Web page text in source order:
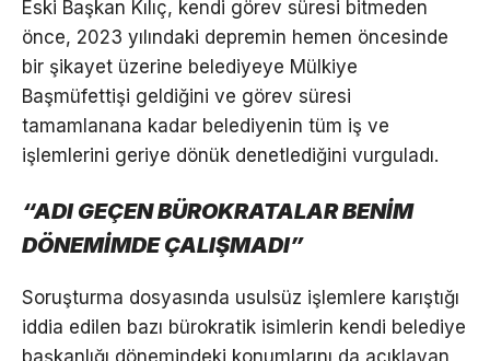
Eski Başkan Kılıç, kendi görev süresi bitmeden
önce, 2023 yılındaki depremin hemen öncesinde
bir şikayet üzerine belediyeye Mülkiye
Başmüfettişi geldiğini ve görev süresi
tamamlanana kadar belediyenin tüm iş ve
işlemlerini geriye dönük denetlediğini vurguladı.
“ADI GEÇEN BÜROKRATALAR BENİM
DÖNEMİMDE ÇALIŞMADI”
Soruşturma dosyasında usulsüz işlemlere karıştığı
iddia edilen bazı bürokratik isimlerin kendi belediye